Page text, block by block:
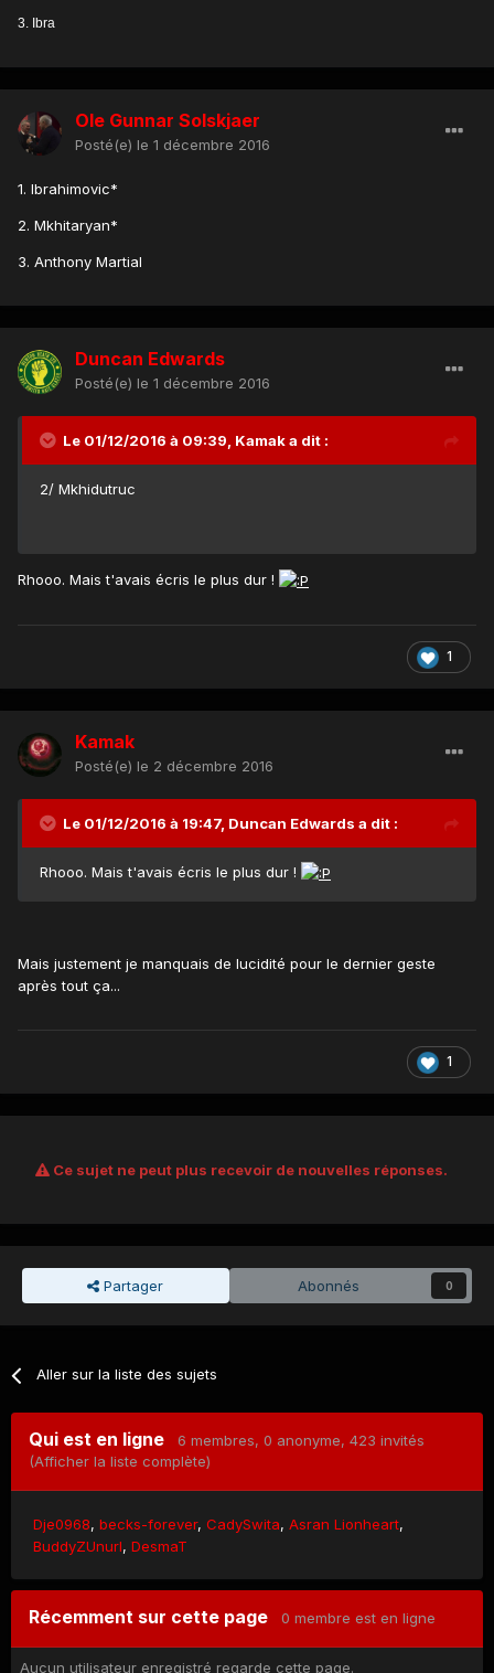
3. Ibra
Ole Gunnar Solskjaer
Posté(e) le 1 décembre 2016
1. Ibrahimovic*
2. Mkhitaryan*
3. Anthony Martial
Duncan Edwards
Posté(e) le 1 décembre 2016
Le 01/12/2016 à 09:39, Kamak a dit :
2/ Mkhidutruc
Rhooo. Mais t'avais écris le plus dur !
1
Kamak
Posté(e) le 2 décembre 2016
Le 01/12/2016 à 19:47, Duncan Edwards a dit :
Rhooo. Mais t'avais écris le plus dur !
Mais justement je manquais de lucidité pour le dernier geste
après tout ça...
1
Ce sujet ne peut plus recevoir de nouvelles réponses.
Partager Abonnés 0
Aller sur la liste des sujets
Qui est en ligne 6 membres, 0 anonyme, 423 invités
(Afficher la liste complète)
Dje0968 becks-forever CadySwita Asran Lionheart
BuddyZUnurl DesmaT
Récemment sur cette page 0 membre est en ligne
Aucun utilisateur enregistré regarde cette page.